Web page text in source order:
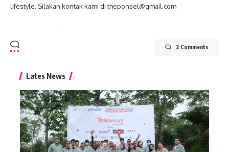
lifestyle. Silakan kontak kami di theponsel@gmail.com
2 Comments
Lates News